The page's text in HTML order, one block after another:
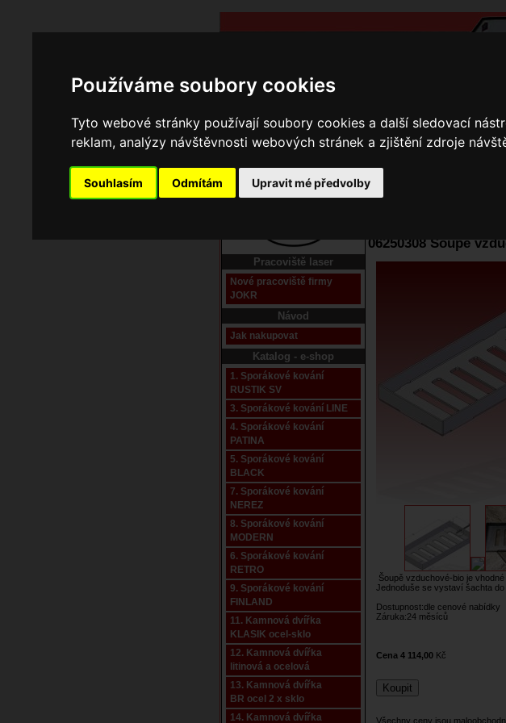
Používáme soubory cookies
Tyto webové stránky používají soubory cookies a další sledovací
reklam, analýzy návštěvnosti webových stránek a zjištění zdroje
Souhlasím Odmítám Upravit mé předvolby
Domů Kontakty
Pracoviště laser
Nové pracoviště firmy
JOKR
Návod
Jak nakupovat
Katalog - e-shop
1. Sporákové kování
RUSTIK SV
3. Sporákové kování LINE
4. Sporákové kování
PATINA
5. Sporákové kování
BLACK
7. Sporákové kování
NEREZ
8. Sporákové kování
MODERN
6. Sporákové kování
RETRO
9. Sporákové kování
FINLAND
11. Kamnová dvířka
KLASIK ocel-sklo
12. Kamnová dvířka
litinová a ocelová
13. Kamnová dvířka
BR ocel 2 x sklo
14. Kamnová dvířka
06250308 Šoupě
Šoupě vzduchové-bio je
Jednoduše se vystaví šachta
Dostupnost:dle cenové nabídky
Záruka:24 měsíců
Cena 4 114,00 Kč
Všechny ceny jsou